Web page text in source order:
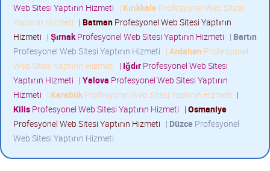
Web Sitesi Yaptırın Hizmeti | Kırıkkale Profesyonel Web Sitesi
Yaptırın Hizmeti | Batman Profesyonel Web Sitesi Yaptırın
Hizmeti | ŞırnakProfesyonel Web Sitesi Yaptırın Hizmeti | Bartın
Profesyonel Web Sitesi Yaptırın Hizmeti | Ardahan Profesyonel
Web Sitesi Yaptırın Hizmeti | Iğdır Profesyonel Web Sitesi
Yaptırın Hizmeti | Yalova Profesyonel Web Sitesi Yaptırın
Hizmeti | KarabükProfesyonel Web Sitesi Yaptırın Hizmeti |
Kilis Profesyonel Web Sitesi Yaptırın Hizmeti | Osmaniye
Profesyonel Web Sitesi Yaptırın Hizmeti | Düzce Profesyonel
Web Sitesi Yaptırın Hizmeti